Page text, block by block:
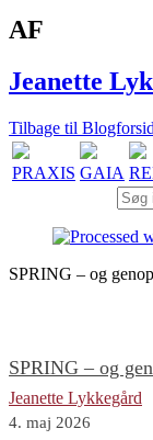
AF
Jeanette
Tilbage til
PRAXIS GAIA
SPRING – og
SPRING – og
Jeanette Lykkegård
4. maj 2026